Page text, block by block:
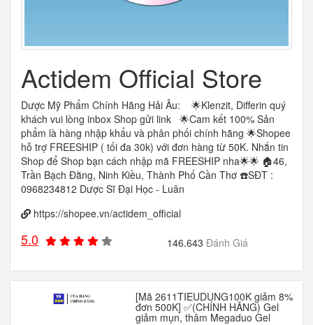
Actidem Official Store
Dược Mỹ Phẩm Chính Hãng Hải Âu: 🌟Klenzit, Differin quý
khách vui lòng inbox Shop gửi link 🌟Cam kết 100% Sản
phẩm là hàng nhập khẩu và phân phối chính hãng 🌟Shopee
hỗ trợ FREESHIP ( tối đa 30k) với đơn hàng từ 50K. Nhắn tin
Shop để Shop bạn cách nhập mã FREESHIP nha🌟🌟 🏠46,
Trần Bạch Đằng, Ninh Kiều, Thành Phố Cần Thơ ☎️SĐT :
0968234812 Dược Sĩ Đại Học - Luân
https://shopee.vn/actidem_official
5.0 146.643 Đánh Giá
[Mã 2611TIEUDUNG100K giảm 8%
đơn 500K] ✅(CHÍNH HÃNG) Gel
giảm mụn, thâm Megaduo Gel